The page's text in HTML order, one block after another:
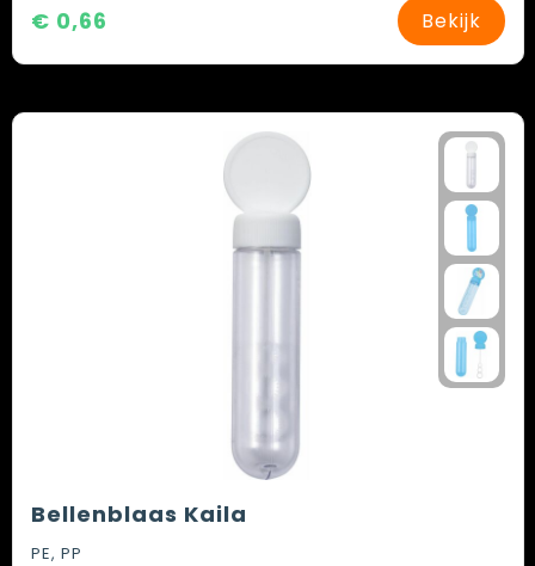
€ 0,66 Bekijk
Bellenblaas Kaila
PE, PP